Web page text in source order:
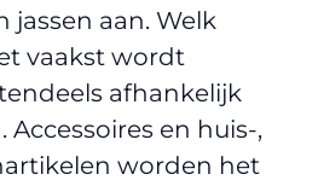
jassen aan. Welk
vaakst wordt
afhankelijk
Accessoires en huis-,
worden het